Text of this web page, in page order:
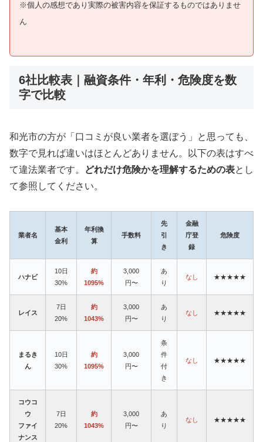
※個人の感想であり実際の被害内容を保証するものではありませ
ん
6社比較表｜融資条件・年利・危険度を数
字で比較
和光市の方が「口コミが良い業者を選ぼう」と思っても、
数字で見れば違いはほとんどありません。以下の表はすべ
て違法業者です。
どれだけ危険かを理解するための表とし
て参照してください。
業者名
基本
金利
年利換
算
手数料
先
引
き
金融
庁登
録
危険度
ハナビ
10日
30%
約
1095%
3,000
円〜
あ
り
なし ★★★★★
レイス
7日
20%
約
1043%
3,000
円〜
あ
り
なし ★★★★★
まるき
ん
10日
30%
約
1095%
3,000
円〜
条
件
付
き
なし ★★★★★
コウコ
ウ
ファイ
ナンス
7日
20%
約
1043%
3,000
円〜
あ
り
なし ★★★★★